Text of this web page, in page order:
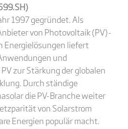
1997 gegründet. Als
von Photovoltaik (PV)-
Energielösungen liefert
und
zur Stärkung der globalen
Durch ständige
die PV-Branche weiter
von Solarstrom
Energien populär macht.